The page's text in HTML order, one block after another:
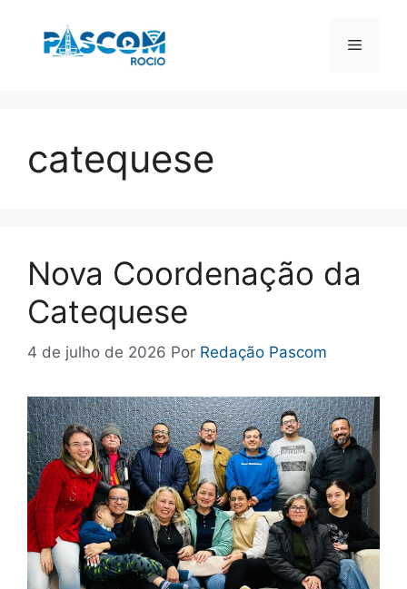
Menu
catequese
Nova Coordenação da
Catequese
4 de julho de 2026 Por Redação Pascom